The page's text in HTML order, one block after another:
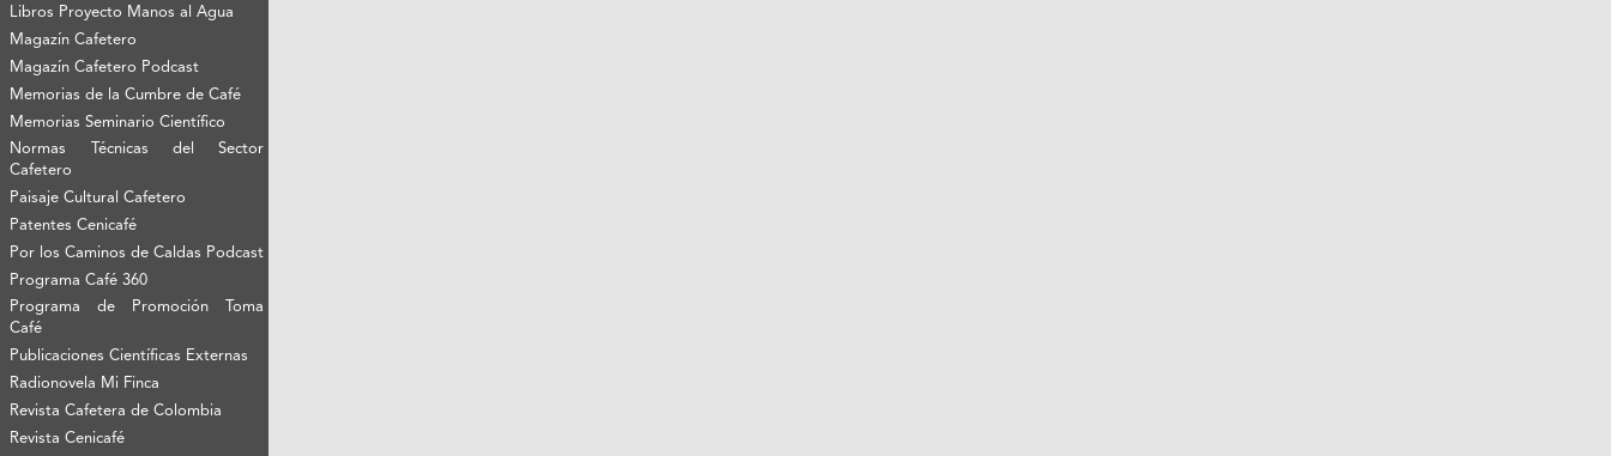
Libros Proyecto Manos al Agua
Magazín Cafetero
Magazín Cafetero Podcast
Memorias de la Cumbre de Café
Memorias Seminario Científico
Normas Técnicas del Sector
Cafetero
Paisaje Cultural Cafetero
Patentes Cenicafé
Por los Caminos de Caldas Podcast
Programa Café 360
Programa de Promoción Toma
Café
Publicaciones Científicas Externas
Radionovela Mi Finca
Revista Cafetera de Colombia
Revista Cenicafé